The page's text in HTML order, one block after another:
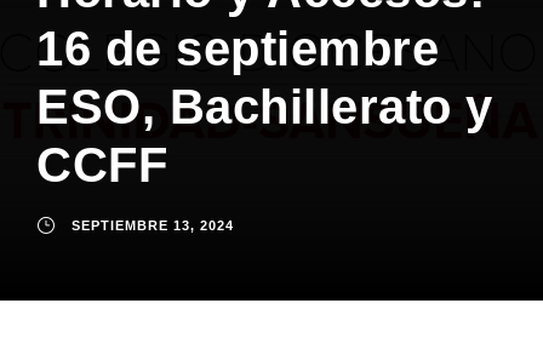
16 de septiembre
ESO, Bachillerato y
CCFF
SEPTIEMBRE 13, 2024